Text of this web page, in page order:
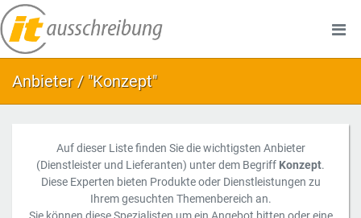
Anbieter / "Konzept"
Auf dieser Liste finden Sie die wichtigsten Anbieter
(Dienstleister und Lieferanten) unter dem Begriff Konzept.
Diese Experten bieten Produkte oder Dienstleistungen zu
Ihrem gesuchten Themenbereich an.